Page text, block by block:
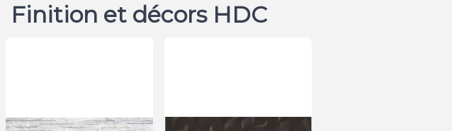
Finition et décors HDC